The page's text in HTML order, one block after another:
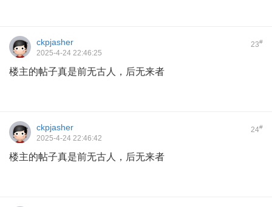
23#
ckpjasher
2025-4-24 22:46:25
楼主的帖子真是前无古人，后无来者
24#
ckpjasher
2025-4-24 22:46:42
楼主的帖子真是前无古人，后无来者